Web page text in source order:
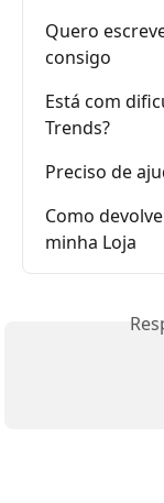
Quero
consigo
Está com
Trends?
Preciso de
Como
minha Loja